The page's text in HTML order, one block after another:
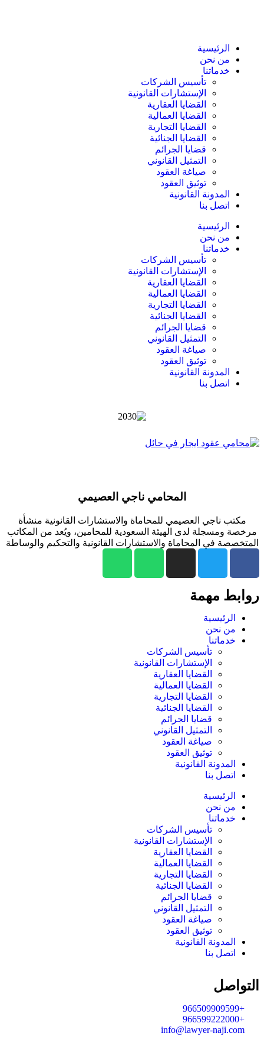
الرئيسية
من نحن
خدماتنا
تأسيس الشركات
الإستشارات القانونية
القضايا العقارية
القضايا العمالية
القضايا التجارية
القضايا الجنائية
قضايا الجرائم
التمثيل القانوني
صياغة العقود
توثيق العقود
المدونة القانونية
اتصل بنا
الرئيسية
من نحن
خدماتنا
تأسيس الشركات
الإستشارات القانونية
القضايا العقارية
القضايا العمالية
القضايا التجارية
القضايا الجنائية
قضايا الجرائم
التمثيل القانوني
صياغة العقود
توثيق العقود
المدونة القانونية
اتصل بنا
المحامي ناجي العصيمي
مكتب ناجي العصيمي للمحاماة والاستشارات القانونية منشأة
مرخصة ومسجلة لدى الهيئة السعودية للمحامين، ويُعد من المكاتب
المتخصصة في المحاماة والاستشارات القانونية والتحكيم والوساطة
روابط مهمة
الرئيسية
من نحن
خدماتنا
تأسيس الشركات
الإستشارات القانونية
القضايا العقارية
القضايا العمالية
القضايا التجارية
القضايا الجنائية
قضايا الجرائم
التمثيل القانوني
صياغة العقود
توثيق العقود
المدونة القانونية
اتصل بنا
الرئيسية
من نحن
خدماتنا
تأسيس الشركات
الإستشارات القانونية
القضايا العقارية
القضايا العمالية
القضايا التجارية
القضايا الجنائية
قضايا الجرائم
التمثيل القانوني
صياغة العقود
توثيق العقود
المدونة القانونية
اتصل بنا
التواصل
+966509909599
+966599222000
info@lawyer-naji.com